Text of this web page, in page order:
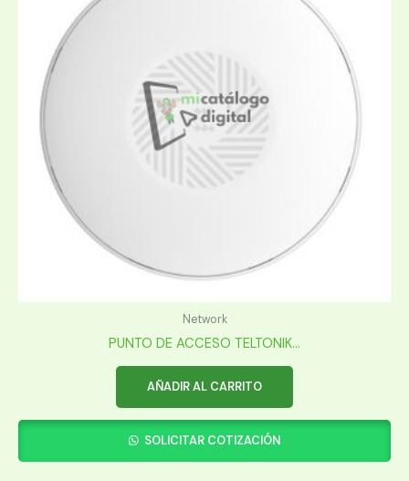
Network
PUNTO DE ACCESO TELTONIK...
AÑADIR AL CARRITO
SOLICITAR COTIZACIÓN